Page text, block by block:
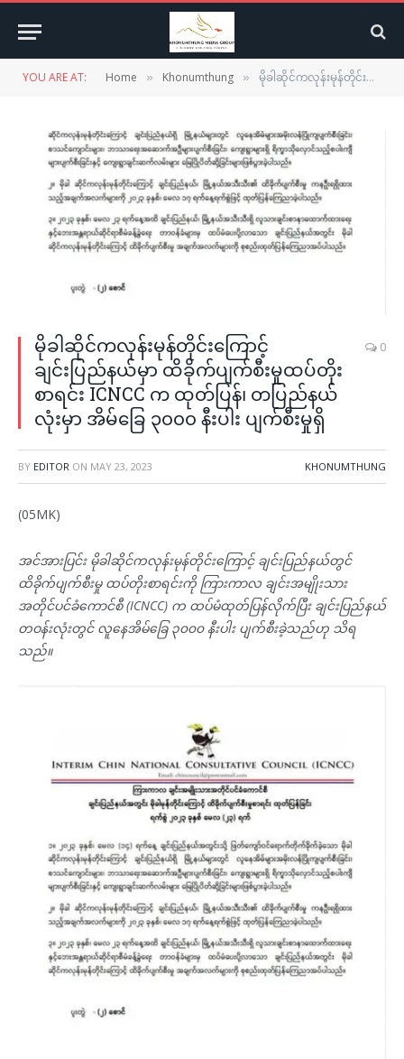
YOU ARE AT: Home » Khonumthung » မိုခါဆိုင်ကလုန်းမုန်တိုင်းကြောင့် ချင်းပြည်နယ်မှာ ထိခိုက်ပျက်စီးမှုထပ်တိုးစာရင်း ICNCC က ထုတ်ပြန်၊ တပြည်နယ်လုံးမှာ အိမ်ခြေ ၃၀၀၀ နီးပါး ပျက်စီးမှုရှိ
မိုခါဆိုင်ကလုန်းမုန်တိုင်းကြောင့်
ချင်းပြည်နယ်မှာ ထိခိုက်ပျက်စီးမှုထပ်တိုး
စာရင်း ICNCC က ထုတ်ပြန်၊ တပြည်နယ်
လုံးမှာ အိမ်ခြေ ၃၀၀၀ နီးပါး ပျက်စီးမှုရှိ
0
BY EDITOR ON MAY 23, 2023 KHONUMTHUNG
(05MK)
အင်အားပြင်း မိုခါဆိုင်ကလုန်းမုန်တိုင်းကြောင့် ချင်းပြည်နယ်တွင်
ထိခိုက်ပျက်စီးမှု ထပ်တိုးစာရင်းကို ကြားကာလ ချင်းအမျိုးသား
အတိုင်ပင်ခံကောင်စီ (ICNCC) က ထပ်မံထုတ်ပြန်လိုက်ပြီး ချင်းပြည်နယ်
တဝန်းလုံးတွင် လူနေအိမ်ခြေ ၃၀၀၀ နီးပါး ပျက်စီးခဲ့သည်ဟု သိရ
သည်။